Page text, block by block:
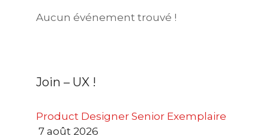
Aucun événement trouvé !
Join – UX !
Product Designer Senior Exemplaire
7 août 2026